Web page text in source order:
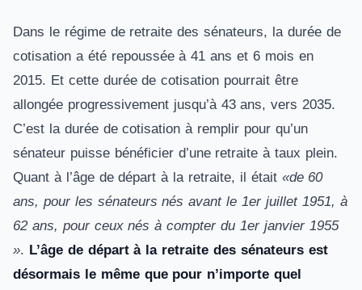
Dans le régime de retraite des sénateurs, la durée de
cotisation a été repoussée à 41 ans et 6 mois en
2015. Et cette durée de cotisation pourrait être
allongée progressivement jusqu’à 43 ans, vers 2035.
C’est la durée de cotisation à remplir pour qu’un
sénateur puisse bénéficier d’une retraite à taux plein.
Quant à l’âge de départ à la retraite, il était «de 60
ans, pour les sénateurs nés avant le 1er juillet 1951, à
62 ans, pour ceux nés à compter du 1er janvier 1955
». L’âge de départ à la retraite des sénateurs est
désormais le même que pour n’importe quel